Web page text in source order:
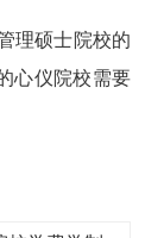
理硕士院校的
心仪院校需要